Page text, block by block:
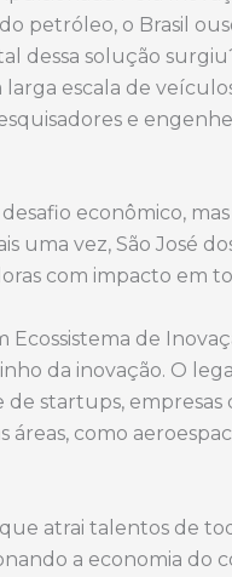
petróleo, o Brasil
solução
escala de
e
econômico,
uma vez, São José
com impacto em
Ecossistema de
da inovação. O
startups,
como
atrai talentos de
a economia do